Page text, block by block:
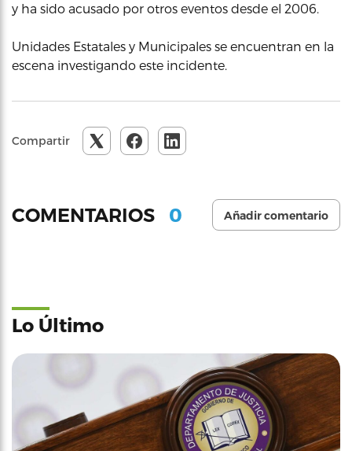
y ha sido acusado por otros eventos desde el 2006.
Unidades Estatales y Municipales se encuentran en la
escena investigando este incidente.
Compartir
COMENTARIOS 0 Añadir comentario
Lo Último